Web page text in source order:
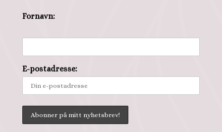
Fornavn:
E-postadresse: